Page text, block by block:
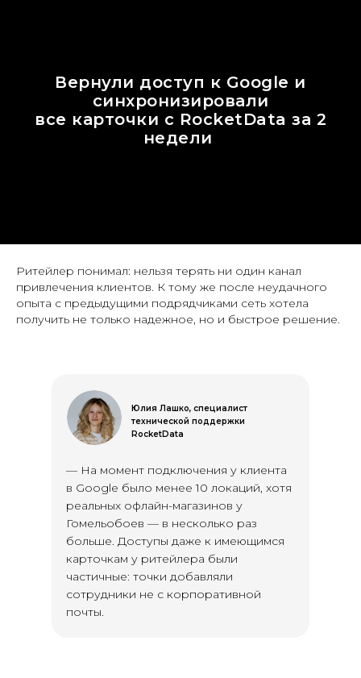
Вернули доступ к Google и
синхронизировали
все карточки с RocketData за 2
недели
Ритейлер понимал: нельзя терять ни один канал
привлечения клиентов. К тому же после неудачного
опыта с предыдущими подрядчиками сеть хотела
получить не только надежное, но и быстрое решение.
— На момент подключения у клиента
в Google было менее 10 локаций, хотя
реальных офлайн-магазинов у
Гомельобоев — в несколько раз
больше. Доступы даже к имеющимся
карточкам у ритейлера были
частичные: точки добавляли
сотрудники не с корпоративной
почты.
Юлия Лашко, специалист
технической поддержки
RocketData